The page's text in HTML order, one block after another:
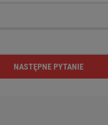
NASTĘPNE PYTANIE